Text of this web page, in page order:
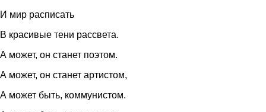
И мир расписать
В красивые тени рассвета.
А может, он станет поэтом.
А может, он станет артистом,
А может быть, коммунистом.